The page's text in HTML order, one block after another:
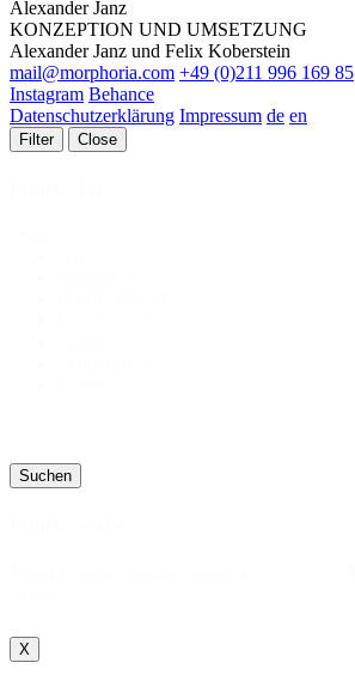
Alexander Janz
KONZEPTION UND UMSETZUNG
Alexander Janz und Felix Koberstein
mail@morphoria.com +49 (0)211 996 169 85
Instagram Behance
Datenschutzerklärung Impressum de en
Filter Close
Suchen
X